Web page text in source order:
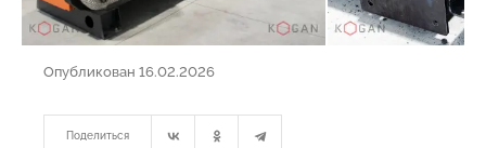
Поделиться
Опубликован 16.02.2026